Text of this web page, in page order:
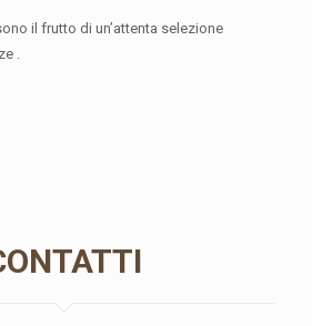
il frutto di un’attenta selezione
.